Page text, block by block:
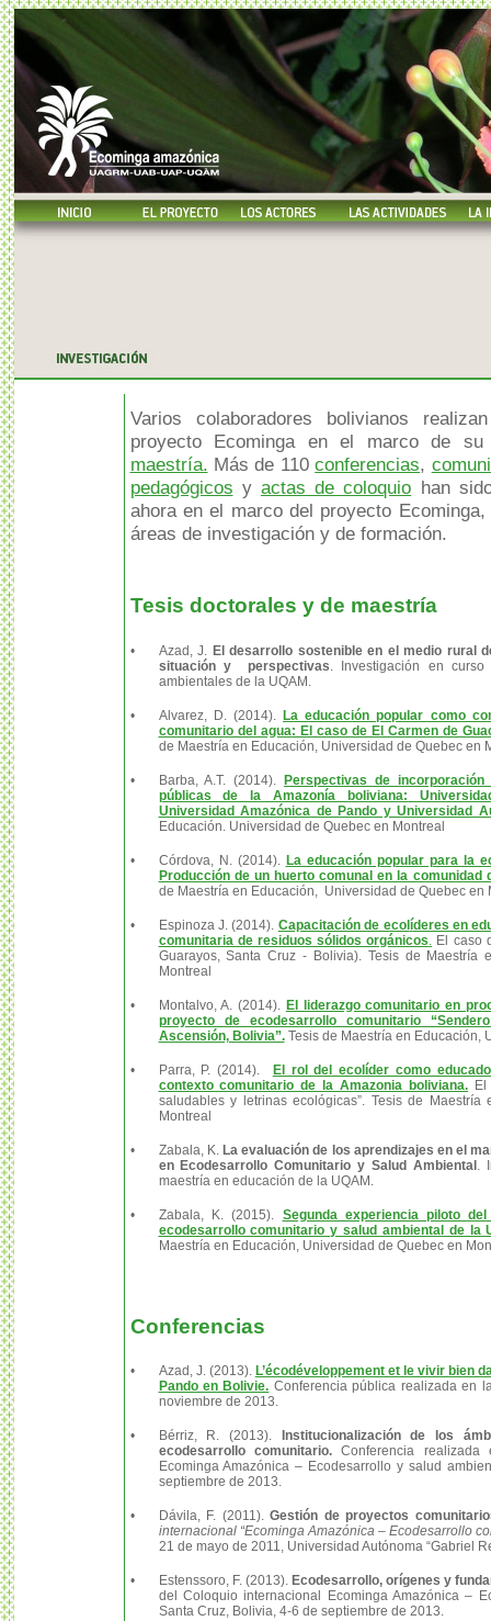
Varios colaboradores bolivianos
proyecto Ecominga en el marco de
maestría. Más de 110conferencias,
pedagógicos y actas de coloquio han
ahora en el marco del proyecto
áreas de investigación y de formación.
Tesis doctorales y de maestría
• Azad, J. El desarrollo sostenible en el medio rural
situación y perspectivas . Investigación en
ambientales de la UQAM.
• Alvarez, D. (2014).La educación popular como
comunitario del agua: El caso de El Carmen de
de Maestría en Educación, Universidad de Quebec en
• Barba, A.T. (2014). Perspectivas de
públicas de la Amazonía boliviana:
Universidad Amazónica de Pando y Universidad
Educación. Universidad de Quebec en Montreal
• Córdova, N. (2014). La educación popular para la
Producción de un huerto comunal en la comunidad
de Maestría en Educación, Universidad de Quebec en
• Espinoza J. (2014). Capacitación de ecolíderes en
comunitaria de residuos sólidos orgánicos
El caso
Guarayos, Santa Cruz - Bolivia). Tesis de Maestría
Montreal
• Montalvo, A. (2014). El liderazgo comunitario en
proyecto de ecodesarrollo comunitario
Ascensión, Bolivia”.Tesis de Maestría en Educación,
• Parra, P. (2014). El rol del ecolíder como
contexto comunitario de la Amazonia boliviana. El
saludables y letrinas ecológicas”. Tesis de Maestría
Montreal
• Zabala, K. La evaluación de los aprendizajes en el
en Ecodesarrollo Comunitario y Salud Ambiental .
maestría en educación de la UQAM.
• Zabala, K. (2015). Segunda experiencia piloto
ecodesarrollo comunitario y salud ambiental de la
Maestría en Educación, Universidad de Quebec en
Conferencias
• Azad, J. (2013). L’écodéveloppement et le vivir bien
Pando en Bolivie. Conferencia pública realizada en
noviembre de 2013.
• Bérriz, R. (2013).
Institucionalización de los
ecodesarrollo comunitario.Conferencia realizada
Ecominga Amazónica – Ecodesarrollo y salud
septiembre de 2013.
• Dávila, F. (2011). Gestión de proyectos
internacional “Ecominga Amazónica – Ecodesarrollo
21 de mayo de 2011, Universidad Autónoma “Gabriel
• Estenssoro, F. (2013). Ecodesarrollo, orígenes y
del Coloquio internacional Ecominga Amazónica –
Santa Cruz, Bolivia, 4-6 de septiembre de 2013.